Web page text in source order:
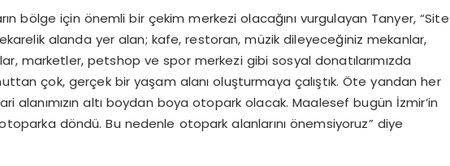
bölge için önemli bir çekim merkezi olacağını vurgulayan Tanyer, “Site
alanda yer alan; kafe, restoran, müzik dileyeceğiniz mekanlar,
marketler, petshop ve spor merkezi gibi sosyal donatılarımızda
çok, gerçek bir yaşam alanı oluşturmaya çalıştık. Öte yandan her
alanımızın altı boydan boya otopark olacak. Maalesef bugün İzmir’in
otoparka döndü. Bu nedenle otopark alanlarını önemsiyoruz” diye